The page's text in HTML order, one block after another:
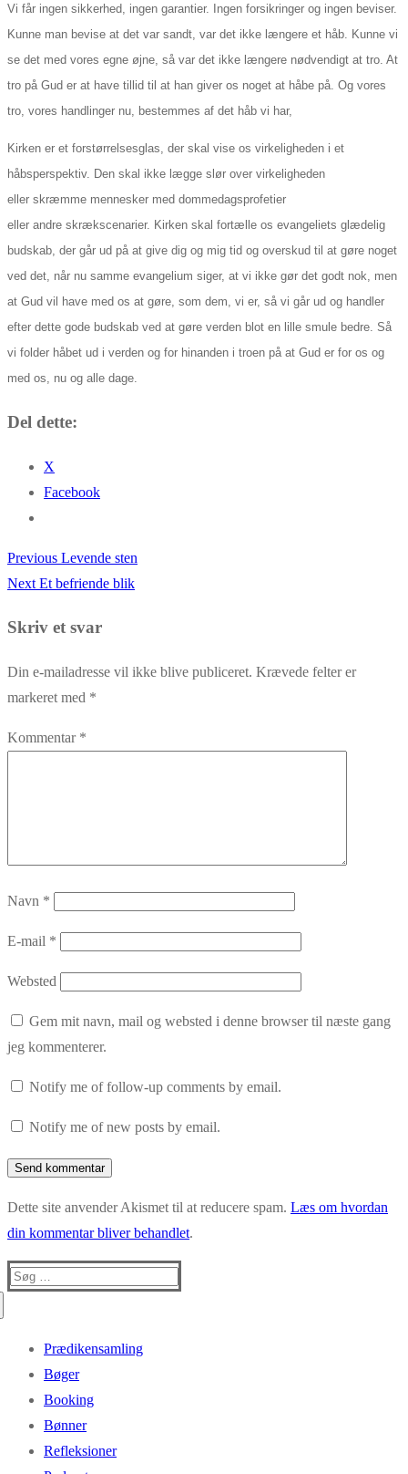
Vi får ingen sikkerhed, ingen garantier. Ingen forsikringer og ingen beviser.
Kunne man bevise at det var sandt, var det ikke længere et håb. Kunne vi
se det med vores egne øjne, så var det ikke længere nødvendigt at tro. At
tro på Gud er at have tillid til at han giver os noget at håbe på. Og vores
tro, vores handlinger nu, bestemmes af det håb vi har,
Kirken er et forstørrelsesglas, der skal vise os virkeligheden i et
håbsperspektiv. Den skal ikke lægge slør over virkeligheden
eller skræmme mennesker med dommedagsprofetier
eller andre skrækscenarier. Kirken skal fortælle os evangeliets glædelig
budskab, der går ud på at give dig og mig tid og overskud til at gøre noget
ved det, når nu samme evangelium siger, at vi ikke gør det godt nok, men
at Gud vil have med os at gøre, som dem, vi er, så vi går ud og handler
efter dette gode budskab ved at gøre verden blot en lille smule bedre. Så
vi folder håbet ud i verden og for hinanden i troen på at Gud er for os og
med os, nu og alle dage.
Del dette:
X
Facebook
Indlægsnavigation
Previous Previous
post:
Levende sten
Next Next
Et befriende blik
Skriv et svar
Din e-mailadresse vil ikke blive publiceret. Krævede felter er
markeret med *
Kommentar *
Navn *
E-mail *
Websted
Gem mit navn, mail og websted i denne browser til næste gang
jeg kommenterer.
Notify me of follow-up comments by email.
Notify me of new posts by email.
Dette site anvender Akismet til at reducere spam. Læs om hvordan
din kommentar bliver behandlet.
Søg
Prædikensamling
Bøger
Booking
Bønner
Refleksioner